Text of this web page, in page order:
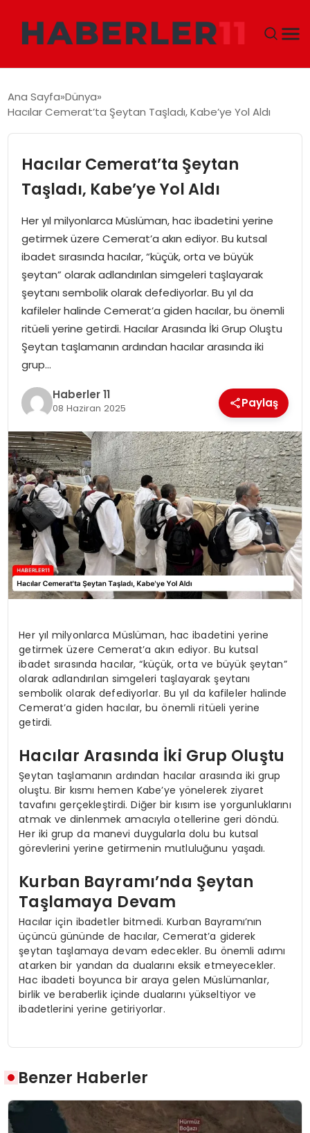
EKONOMI
SIYASET
TEKNOLOJI
MAGAZIN
YAŞAM
Ana Sayfa Dünya
Hacılar Cemerat’ta Şeytan Taşladı, Kabe’ye Yol Aldı
Hacılar Cemerat’ta Şeytan
Taşladı, Kabe’ye Yol Aldı
Her yıl milyonlarca Müslüman, hac ibadetini yerine
getirmek üzere Cemerat’a akın ediyor. Bu kutsal
ibadet sırasında hacılar, “küçük, orta ve büyük
şeytan” olarak adlandırılan simgeleri taşlayarak
şeytanı sembolik olarak defediyorlar. Bu yıl da
kafileler halinde Cemerat’a giden hacılar, bu önemli
ritüeli yerine getirdi. Hacılar Arasında İki Grup Oluştu
Şeytan taşlamanın ardından hacılar arasında iki
grup…
Haberler 11
08 Haziran 2025 Paylaş
Her yıl milyonlarca Müslüman, hac ibadetini yerine
getirmek üzere Cemerat’a akın ediyor. Bu kutsal
ibadet sırasında hacılar, “küçük, orta ve büyük şeytan”
olarak adlandırılan simgeleri taşlayarak şeytanı
sembolik olarak defediyorlar. Bu yıl da kafileler halinde
Cemerat’a giden hacılar, bu önemli ritüeli yerine
getirdi.
Hacılar Arasında İki Grup Oluştu
Şeytan taşlamanın ardından hacılar arasında iki grup
oluştu. Bir kısmı hemen Kabe’ye yönelerek ziyaret
tavafını gerçekleştirdi. Diğer bir kısım ise yorgunluklarını
atmak ve dinlenmek amacıyla otellerine geri döndü.
Her iki grup da manevi duygularla dolu bu kutsal
görevlerini yerine getirmenin mutluluğunu yaşadı.
Kurban Bayramı’nda Şeytan
Taşlamaya Devam
Hacılar için ibadetler bitmedi. Kurban Bayramı’nın
üçüncü gününde de hacılar, Cemerat’a giderek
şeytan taşlamaya devam edecekler. Bu önemli adımı
atarken bir yandan da dualarını eksik etmeyecekler.
Hac ibadeti boyunca bir araya gelen Müslümanlar,
birlik ve beraberlik içinde dualarını yükseltiyor ve
ibadetlerini yerine getiriyorlar.
Benzer Haberler